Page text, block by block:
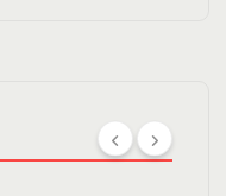
DewalЩетк